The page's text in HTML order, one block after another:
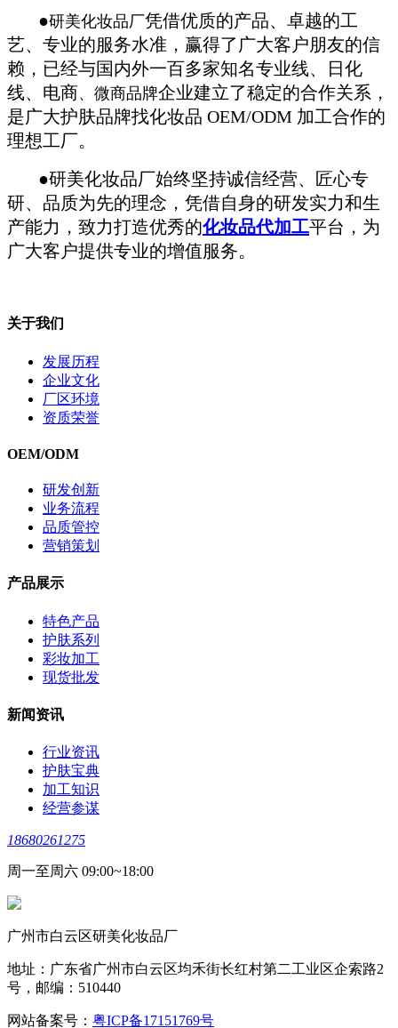
●研美化妆品厂凭借优质的产品、卓越的工
艺、专业的服务水准，赢得了广大客户朋友的信
赖，已经与国内外一百多家知名专业线、日化
线、电商、微商品牌企业建立了稳定的合作关系，
是广大护肤品牌找化妆品 OEM/ODM 加工合作的
理想工厂。
●研美化妆品厂始终坚持诚信经营、匠心专
研、品质为先的理念，凭借自身的研发实力和生
产能力，致力打造优秀的化妆品代加工平台，为
广大客户提供专业的增值服务。
关于我们
发展历程
企业文化
厂区环境
资质荣誉
OEM/ODM
研发创新
业务流程
品质管控
营销策划
产品展示
特色产品
护肤系列
彩妆加工
现货批发
新闻资讯
行业资讯
护肤宝典
加工知识
经营参谋
18680261275
周一至周六 09:00~18:00
广州市白云区研美化妆品厂
地址：广东省广州市白云区均禾街长红村第二工业区企索路2
号，邮编：510440
网站备案号： 粤ICP备17151769号